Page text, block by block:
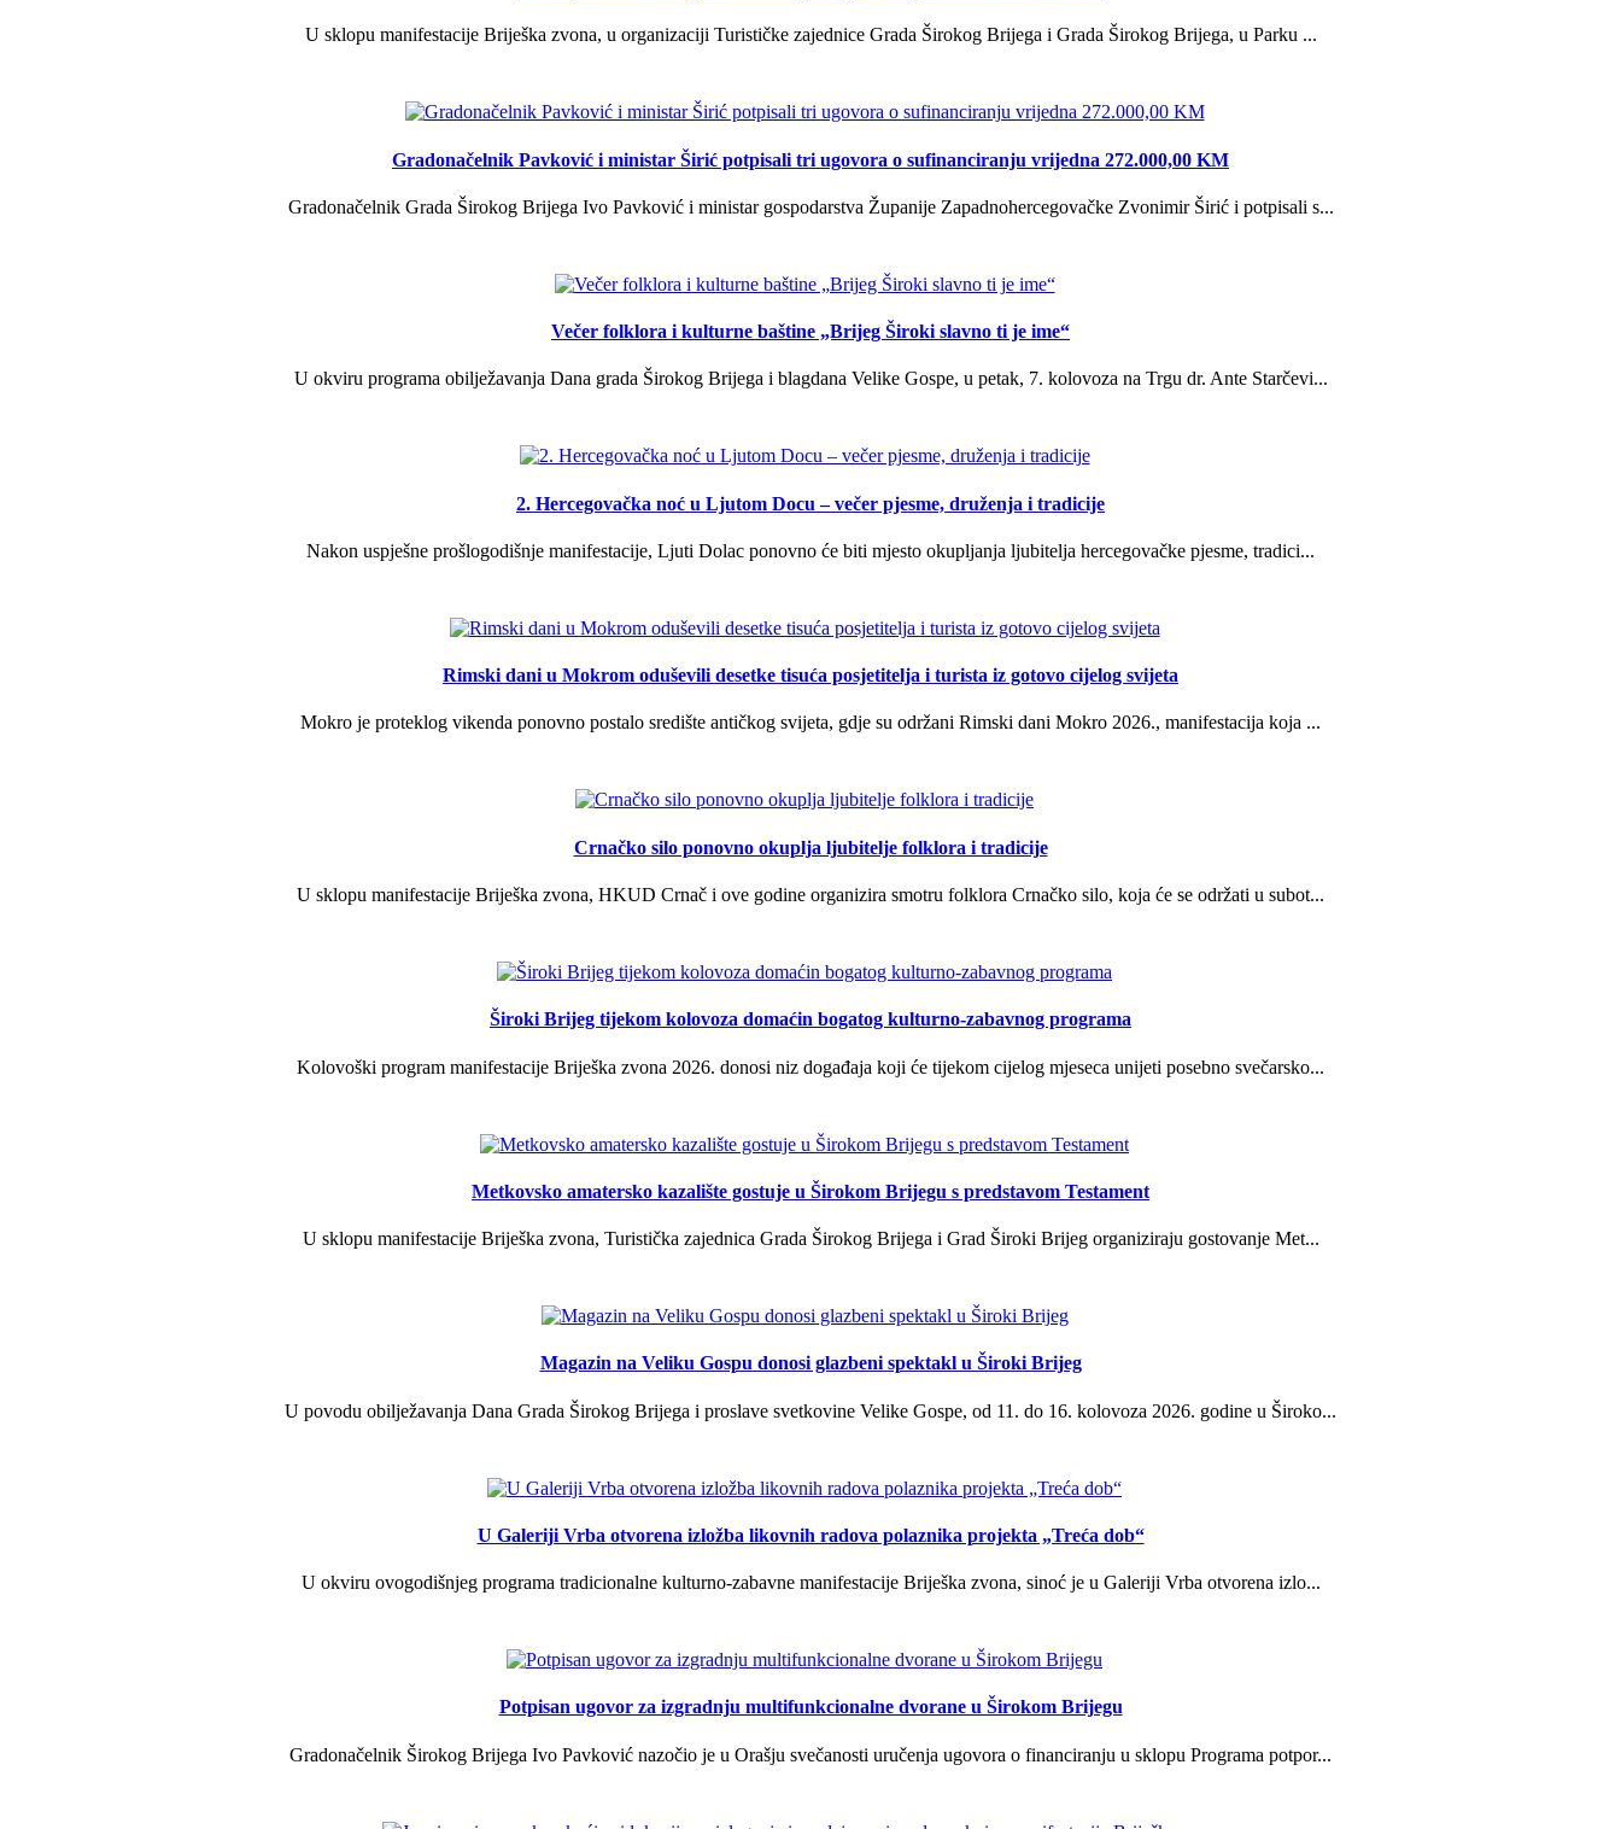
U sklopu manifestacije Briješka zvona, u organizaciji Turističke zajednice Grada Širokog Brijega i Grada Širokog Brijega, u Parku ...
Gradonačelnik Pavković i ministar Širić potpisali tri ugovora o sufinanciranju vrijedna 272.000,00 KM
Gradonačelnik Grada Širokog Brijega Ivo Pavković i ministar gospodarstva Županije Zapadnohercegovačke Zvonimir Širić i potpisali s...
Večer folklora i kulturne baštine „Brijeg Široki slavno ti je ime“
U okviru programa obilježavanja Dana grada Širokog Brijega i blagdana Velike Gospe, u petak, 7. kolovoza na Trgu dr. Ante Starčevi...
2. Hercegovačka noć u Ljutom Docu – večer pjesme, druženja i tradicije
Nakon uspješne prošlogodišnje manifestacije, Ljuti Dolac ponovno će biti mjesto okupljanja ljubitelja hercegovačke pjesme, tradici...
Rimski dani u Mokrom oduševili desetke tisuća posjetitelja i turista iz gotovo cijelog svijeta
Mokro je proteklog vikenda ponovno postalo središte antičkog svijeta, gdje su održani Rimski dani Mokro 2026., manifestacija koja ...
Crnačko silo ponovno okuplja ljubitelje folklora i tradicije
U sklopu manifestacije Briješka zvona, HKUD Crnač i ove godine organizira smotru folklora Crnačko silo, koja će se održati u subot...
Široki Brijeg tijekom kolovoza domaćin bogatog kulturno-zabavnog programa
Kolovoški program manifestacije Briješka zvona 2026. donosi niz događaja koji će tijekom cijelog mjeseca unijeti posebno svečarsko...
Metkovsko amatersko kazalište gostuje u Širokom Brijegu s predstavom Testament
U sklopu manifestacije Briješka zvona, Turistička zajednica Grada Širokog Brijega i Grad Široki Brijeg organiziraju gostovanje Met...
Magazin na Veliku Gospu donosi glazbeni spektakl u Široki Brijeg
U povodu obilježavanja Dana Grada Širokog Brijega i proslave svetkovine Velike Gospe, od 11. do 16. kolovoza 2026. godine u Široko...
U Galeriji Vrba otvorena izložba likovnih radova polaznika projekta „Treća dob“
U okviru ovogodišnjeg programa tradicionalne kulturno-zabavne manifestacije Briješka zvona, sinoć je u Galeriji Vrba otvorena izlo...
Potpisan ugovor za izgradnju multifunkcionalne dvorane u Širokom Brijegu
Gradonačelnik Širokog Brijega Ivo Pavković nazočio je u Orašju svečanosti uručenja ugovora o financiranju u sklopu Programa potpor...